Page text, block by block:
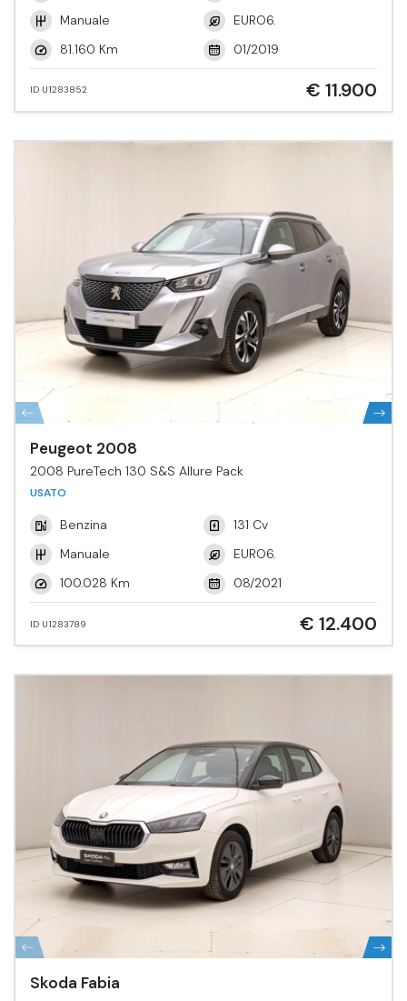
Manuale
EURO6.
81.160 Km
01/2019
ID U1283852 € 11.900
Peugeot 2008
2008 PureTech 130 S&S Allure Pack
USATO
Benzina
131 Cv
Manuale
EURO6.
100.028 Km
08/2021
ID U1283789 € 12.400
Skoda Fabia